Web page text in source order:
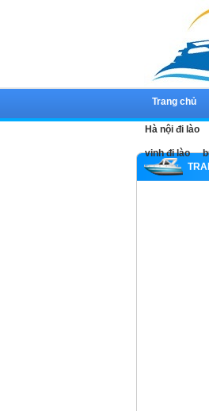
Trang chủ
Hà nội đi lào
vinh đi lào